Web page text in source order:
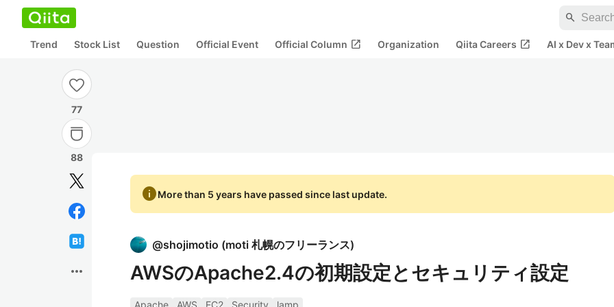
search
Trend Stock List Question Official Event Official Column open_in_new Organization Qiita Careers open_in_new AI x Dev x
77
88
more_horiz
infoMore than 5 years have passed since last update.
@shojimotio (moti 札幌のフリーランス)
AWSのApache2.4の初期設定とセキュリティ設定
Apache AWS EC2 Security
lamp